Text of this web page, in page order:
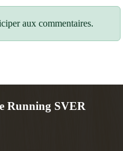
aux commentaires.
Running SVER